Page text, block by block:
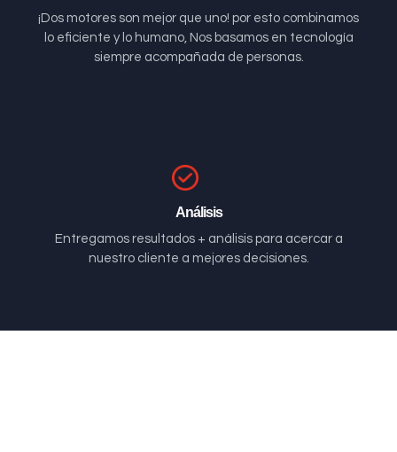
¡Dos motores son mejor que uno! por esto combinamos
lo eficiente y lo humano, Nos basamos en tecnología
siempre acompañada de personas.
Análisis
Entregamos resultados + análisis para acercar a
nuestro cliente a mejores decisiones.